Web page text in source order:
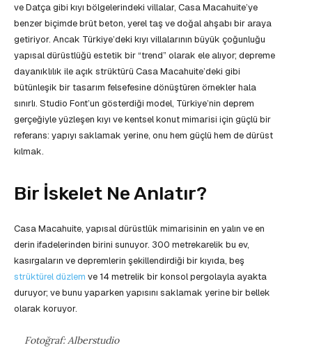
ve Datça gibi kıyı bölgelerindeki villalar, Casa Macahuite’ye
benzer biçimde brüt beton, yerel taş ve doğal ahşabı bir araya
getiriyor. Ancak Türkiye’deki kıyı villalarının büyük çoğunluğu
yapısal dürüstlüğü estetik bir “trend” olarak ele alıyor; depreme
dayanıklılık ile açık strüktürü Casa Macahuite’deki gibi
bütünleşik bir tasarım felsefesine dönüştüren örnekler hala
sınırlı. Studio Font’un gösterdiği model, Türkiye’nin deprem
gerçeğiyle yüzleşen kıyı ve kentsel konut mimarisi için güçlü bir
referans: yapıyı saklamak yerine, onu hem güçlü hem de dürüst
kılmak.
Bir İskelet Ne Anlatır?
Casa Macahuite, yapısal dürüstlük mimarisinin en yalın ve en
derin ifadelerinden birini sunuyor. 300 metrekarelik bu ev,
kasırgaların ve depremlerin şekillendirdiği bir kıyıda, beş
strüktürel düzlem ve 14 metrelik bir konsol pergolayla ayakta
duruyor; ve bunu yaparken yapısını saklamak yerine bir bellek
olarak koruyor.
Fotoğraf: Alberstudio